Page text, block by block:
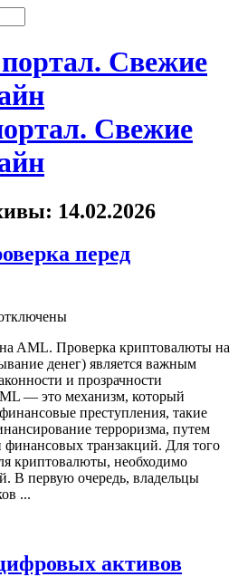
Свежие
14.02.2026
перед
AML. Проверка криптовалюты на
денег) является важным
и прозрачности
— это механизм, который
преступления, такие
терроризма, путем
транзакций. Для того
криптовалюты, необходимо
В первую очередь, владельцы
...
активов